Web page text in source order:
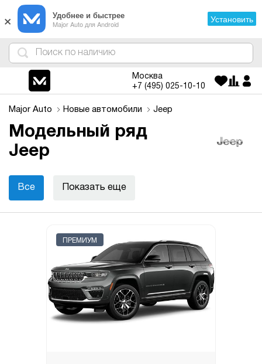
4
1
3
2
Москва
+7 (495) 025-10-10
Major Auto Новые автомобили Jeep
Модельный ряд
Jeep
Все Показать еще
ПРЕМИУМ
× Удобнее и быстрее
Major Auto для Android Установить